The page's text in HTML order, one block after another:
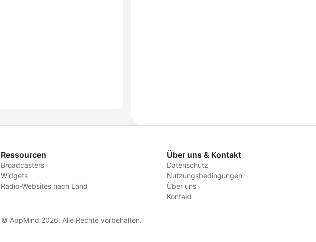
Ressourcen
Broadcasters
Widgets
Radio-Websites nach Land
Über uns & Kontakt
Datenschutz
Nutzungsbedingungen
Über uns
Kontakt
© AppMind 2026. Alle Rechte vorbehalten.